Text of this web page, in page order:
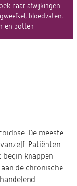
naar afwijkingen
bloedvaten,
en botten
De meeste
Patiënten
begin knappen
de chronische